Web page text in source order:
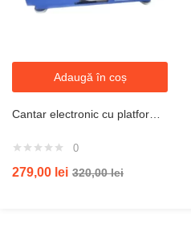
Adaugă în coș
0
279,00 lei 320,00lei